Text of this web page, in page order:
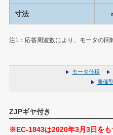
寸法
注1：応答周波数により、モータの回
モータ仕様
廉価
ZJPギヤ付き
※EC-1843は2020年3月3日を